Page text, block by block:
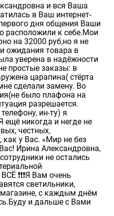
и вся Ваша
в Ваш интернет-
дня общения Ваши
расположили к себе.Мои
на 32000 руб,но я не
ожидания товара в
уверена в надёжности
простые заказы: в
царапина( стёрта
сделали замену. Во
было плафона на
разрешается.
ин-ту) я
ещё никогда и негде не
честных,
у Вас. «Мир не без
Ирина Александровна,
не остались
❗️❗️❗️Я Вам очень
светильники,
с каждым днём
и дальше с Вами